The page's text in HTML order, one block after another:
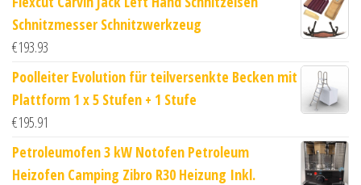
Schnitzmesser Schnitzwerkzeug
€193.93
Poolleiter Evolution für teilversenkte Becken mit
Plattform 1 x 5 Stufen + 1 Stufe
€195.91
Petroleumofen 3 kW Notofen Petroleum
Heizofen Camping Zibro R30 Heizung Inkl.